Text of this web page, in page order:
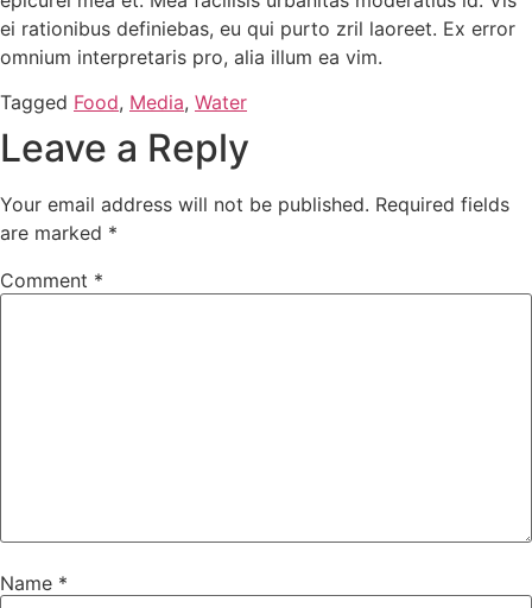
ei rationibus definiebas, eu qui purto zril laoreet. Ex error
omnium interpretaris pro, alia illum ea vim.
Tagged Food, Media, Water
Leave a Reply
Your email address will not be published. Required fields
are marked *
Comment *
Name *